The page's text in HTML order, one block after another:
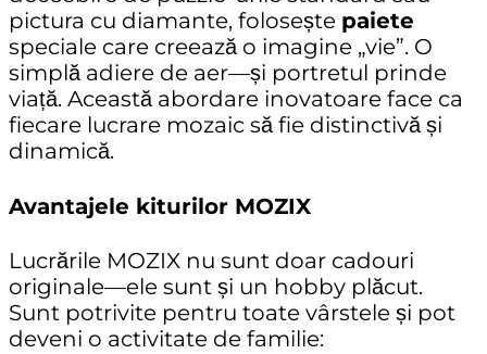
pictura cu diamante, folosește paiete
speciale care creează o imagine „vie”. O
simplă adiere de aer—și portretul prinde
viață. Această abordare inovatoare face ca
fiecare lucrare mozaic să fie distinctivă și
dinamică.
Avantajele kiturilor MOZIX
Lucrările MOZIX nu sunt doar cadouri
originale—ele sunt și un hobby plăcut.
Sunt potrivite pentru toate vârstele și pot
deveni o activitate de familie: